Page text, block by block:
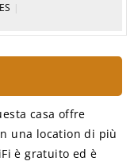
|
casa offre
una location di più
è gratuito ed è